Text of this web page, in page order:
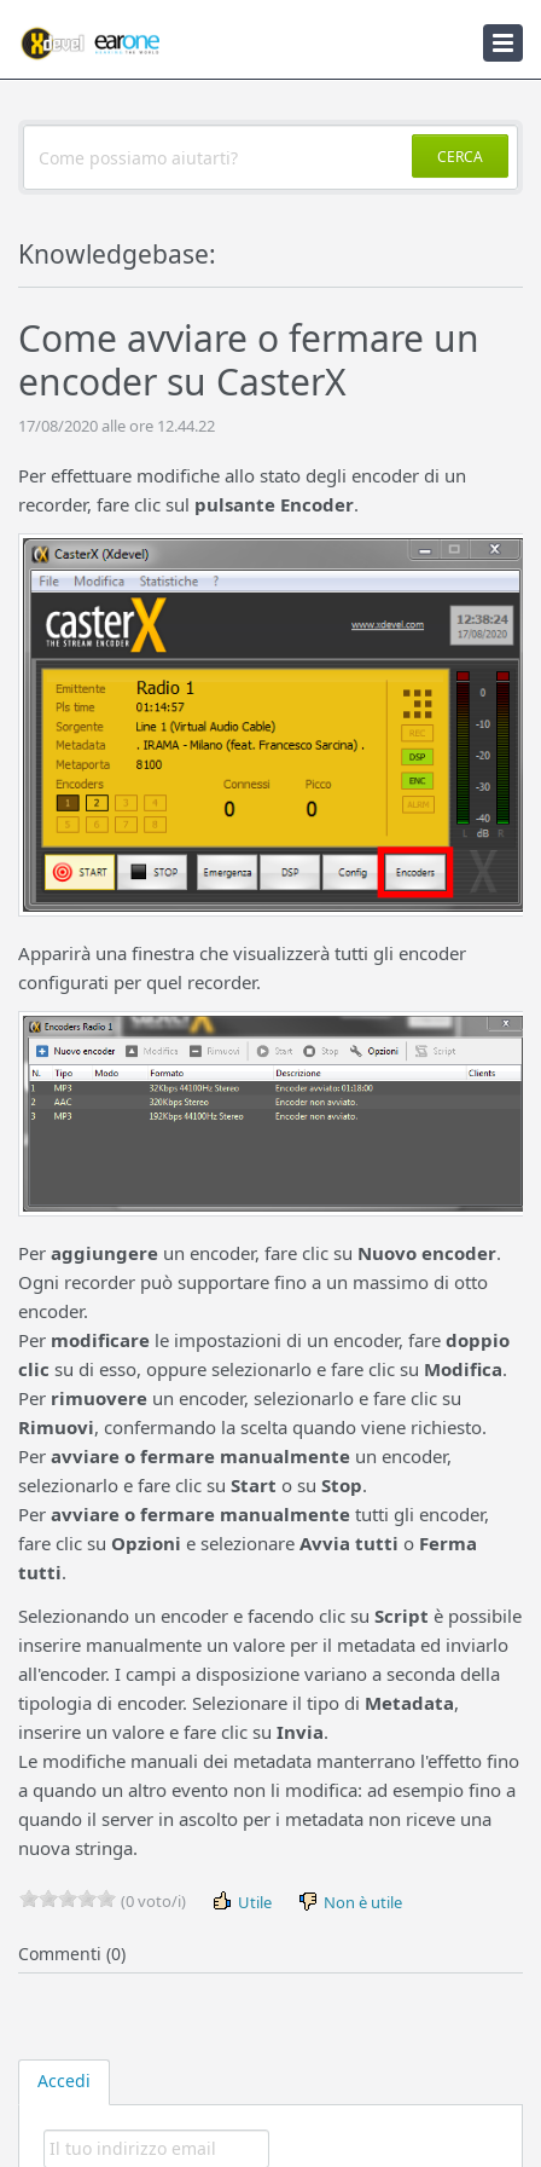
Notizie
Accedi
CERCA
Knowledgebase:
Come avviare o fermare un
encoder su CasterX
17/08/2020 alle ore 12.44.22
Per effettuare modifiche allo stato degli encoder di un
recorder, fare clic sul pulsante Encoder.
Apparirà una finestra che visualizzerà tutti gli encoder
configurati per quel recorder.
Per aggiungere un encoder, fare clic su Nuovo encoder.
Ogni recorder può supportare fino a un massimo di otto
encoder.
Per modificare le impostazioni di un encoder, fare doppio
clic su di esso, oppure selezionarlo e fare clic su Modifica.
Per rimuovere un encoder, selezionarlo e fare clic su
Rimuovi, confermando la scelta quando viene richiesto.
Per avviare o fermare manualmente un encoder,
selezionarlo e fare clic su Start o su Stop.
Per avviare o fermare manualmente tutti gli encoder,
fare clic su Opzioni e selezionare Avvia tutti o Ferma
tutti.
Selezionando un encoder e facendo clic su Script è possibile
inserire manualmente un valore per il metadata ed inviarlo
all'encoder. I campi a disposizione variano a seconda della
tipologia di encoder. Selezionare il tipo di Metadata,
inserire un valore e fare clic su Invia.
Le modifiche manuali dei metadata manterrano l'effetto fino
a quando un altro evento non li modifica: ad esempio fino a
quando il server in ascolto per i metadata non riceve una
nuova stringa.
(0 voto/i) Utile Non è utile
Commenti (0)